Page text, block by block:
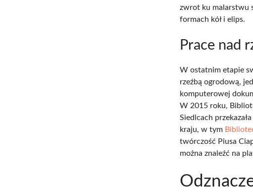
zwrot ku malarstwu
formach kół i elips.
Prace nad
W ostatnim etapie
rzeźbą ogrodową,
komputerowej
W 2015 roku,
Siedlcach
kraju, w tym
twórczość Piusa
można znaleźć na